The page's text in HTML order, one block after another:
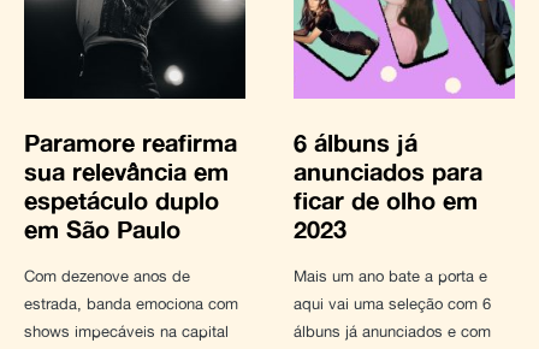
Paramore reafirma
sua relevância em
espetáculo duplo
em São Paulo
Com dezenove anos de
estrada, banda emociona com
shows impecáveis na capital
6 álbuns já
anunciados para
ficar de olho em
2023
Mais um ano bate a porta e
aqui vai uma seleção com 6
álbuns já anunciados e com